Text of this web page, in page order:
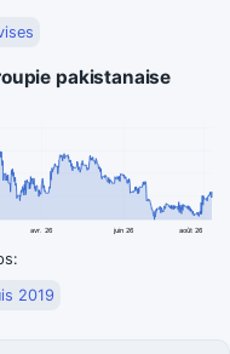
pakistanaise
avr. 26 juin 26 août 26
2019